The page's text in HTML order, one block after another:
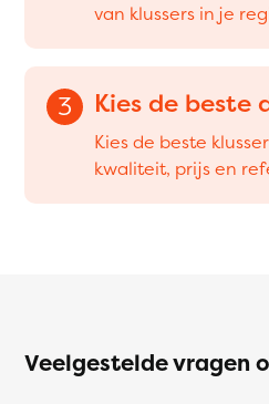
van klussers in je
3 Kies de beste
Kies de beste
kwaliteit, prijs en
Veelgestelde vragen